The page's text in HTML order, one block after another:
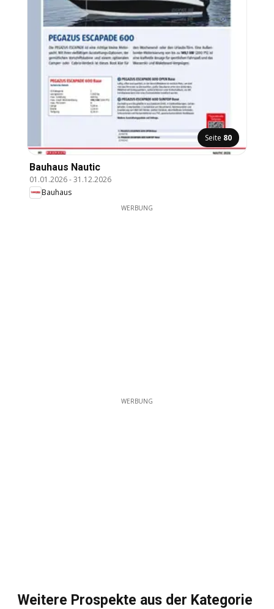
Seite 80
Bauhaus Nautic
01.01.2026-31.12.2026
Bauhaus
WERBUNG
WERBUNG
Weitere Prospekte aus der Kategorie